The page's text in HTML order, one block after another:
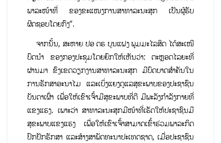
ພາລະໜ້າທີ່ ຂອງຂະແໜງການສາທາລະນະສຸກ ເປັນຜູ້ຮັບ
ຜິດຊອບໂດຍກົງ”.
ຈາກນັ້ນ, ສະຫາຍ ປອ ດຣ ບຸນແຝງ ພູມມະໄລສິດ ໄດ້ສະເໜີ
ບົດນໍາ ຂອງກອງປະຊຸມໂດຍຍົກໃຫ້ເຫັນວ່າ: ຕະຫຼອດໄລຍະທີ່
ຜ່ານມາ ຂົງເຂດວຽກງານສາທາລະນະສຸກ ມີບົດບາດສໍາຄັນໃນ
ການຮັກສາອະນາໄມ ແລະເບິ່ງແຍງດູແລສຸຂະພາບຂອງປະຊາຊົນ
ບັນດາເຜົ່າ ເພື່ອໃຫ້ເຂົາເຈົ້າມີສຸຂະພາບທີ່ດີ ມີພະລັງກໍາລັງກາຍທີ່
ແຂງແຮງ. ເພາະວ່າ ສາທາລະນະສຸກມີໜ້າທີ່ເຮັດໃຫ້ປະຊາຊົນມີ
ສຸຂະພາບແຂງແຮງ ເພື່ອໃຫ້ເຂົາເຈົ້າສາມາດເຂົ້າຮ່ວມພາລະກິດ
ປົກປັກຮັກສາ ແລະສ້າງສາພັດທະນາປະເທດຊາດ, ເມື່ອປະຊາຊົນ